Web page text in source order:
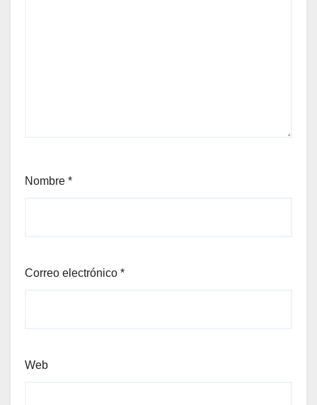
Nombre *
Correo electrónico *
Web